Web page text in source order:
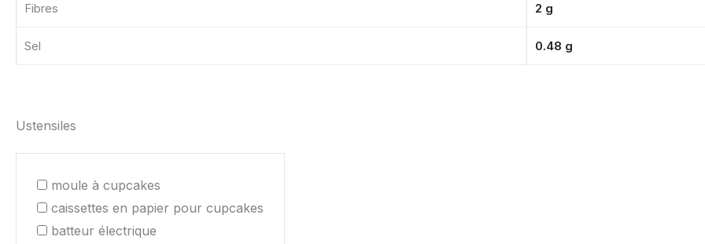
Fibres 2 g
Sel 0.48 g
Ustensiles
moule à cupcakes
caissettes en papier pour cupcakes
batteur électrique